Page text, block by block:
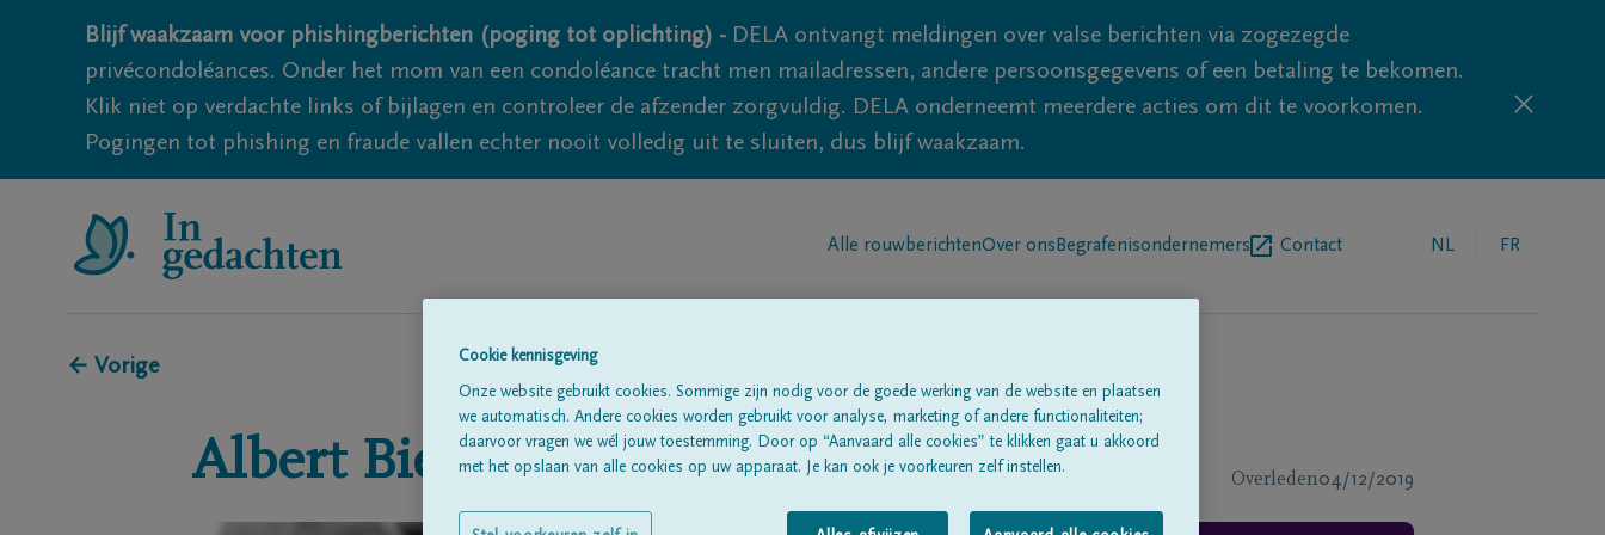
Blijf waakzaam voor phishingberichten (poging tot oplichting) - DELA ontvangt meldingen over valse berichten via zogezegde
privécondoléances. Onder het mom van een condoléance tracht men mailadressen, andere persoonsgegevens of een betaling te bekomen.
Klik niet op verdachte links of bijlagen en controleer de afzender zorgvuldig. DELA onderneemt meerdere acties om dit te voorkomen.
Pogingen tot phishing en fraude vallen echter nooit volledig uit te sluiten, dus blijf waakzaam.
Alle rouwberichtenOver ons Begrafenisondernemers Contact NL FR
← Vorige
Albert Bienstman Overleden04/12/2019
Cookie kennisgeving
Onze website gebruikt cookies. Sommige zijn nodig voor de goede werking van de website en plaatsen
we automatisch. Andere cookies worden gebruikt voor analyse, marketing of andere functionaliteiten;
daarvoor vragen we wél jouw toestemming. Door op “Aanvaard alle cookies” te klikken gaat u akkoord
met het opslaan van alle cookies op uw apparaat. Je kan ook je voorkeuren zelf instellen.